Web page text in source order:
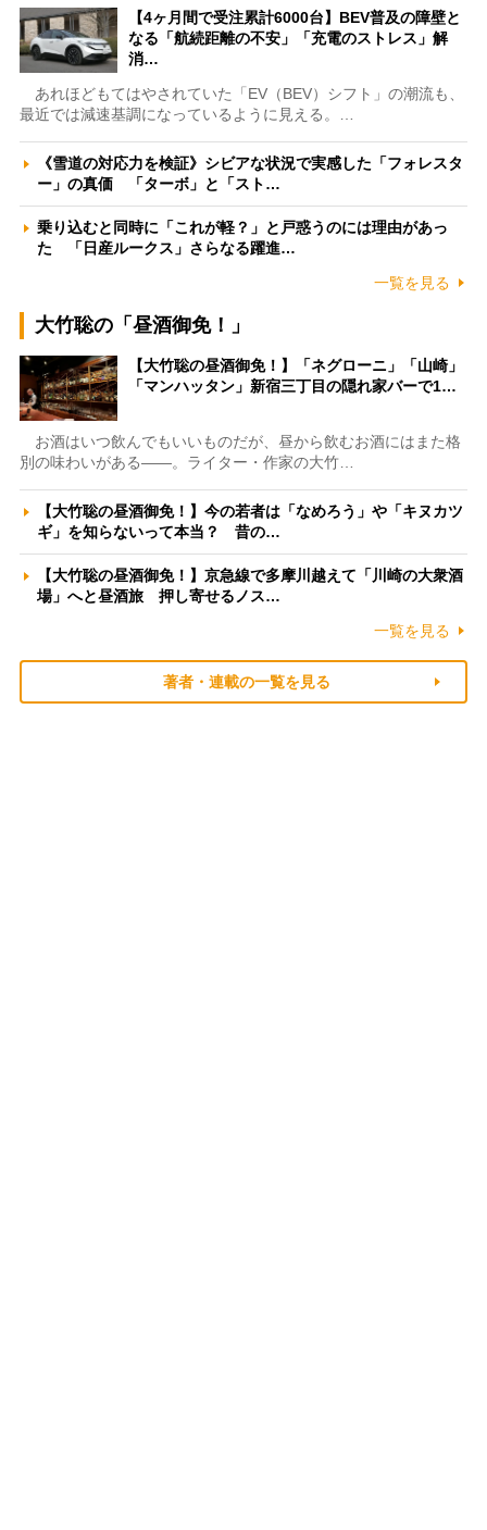
【4ヶ月間で受注累計6000台】BEV普及の障壁と
なる「航続距離の不安」「充電のストレス」解
消…
あれほどもてはやされていた「EV（BEV）シフト」の潮流も、
最近では減速基調になっているように見える。…
《雪道の対応力を検証》シビアな状況で実感した「フォレスタ
ー」の真価 「ターボ」と「スト…
乗り込むと同時に「これが軽？」と戸惑うのには理由があっ
た 「日産ルークス」さらなる躍進…
一覧を見る
大竹聡の「昼酒御免！」
【大竹聡の昼酒御免！】「ネグローニ」「山崎」
「マンハッタン」新宿三丁目の隠れ家バーで1…
お酒はいつ飲んでもいいものだが、昼から飲むお酒にはまた格
別の味わいがある――。ライター・作家の大竹…
【大竹聡の昼酒御免！】今の若者は「なめろう」や「キヌカツ
ギ」を知らないって本当？ 昔の…
【大竹聡の昼酒御免！】京急線で多摩川越えて「川崎の大衆酒
場」へと昼酒旅 押し寄せるノス…
一覧を見る
著者・連載の一覧を見る